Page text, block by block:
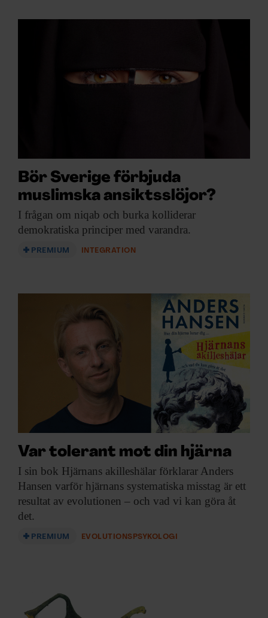
Bör Sverige förbjuda
muslimska ansiktsslöjor?
I frågan om niqab och burka kolliderar
demokratiska principer med varandra.
PREMIUM INTEGRATION
Var tolerant mot din hjärna
I sin bok Hjärnans akilleshälar förklarar Anders
Hansen varför hjärnans systematiska misstag är ett
resultat av evolutionen – och vad vi kan göra åt
det.
PREMIUM EVOLUTIONSPSYKOLOGI